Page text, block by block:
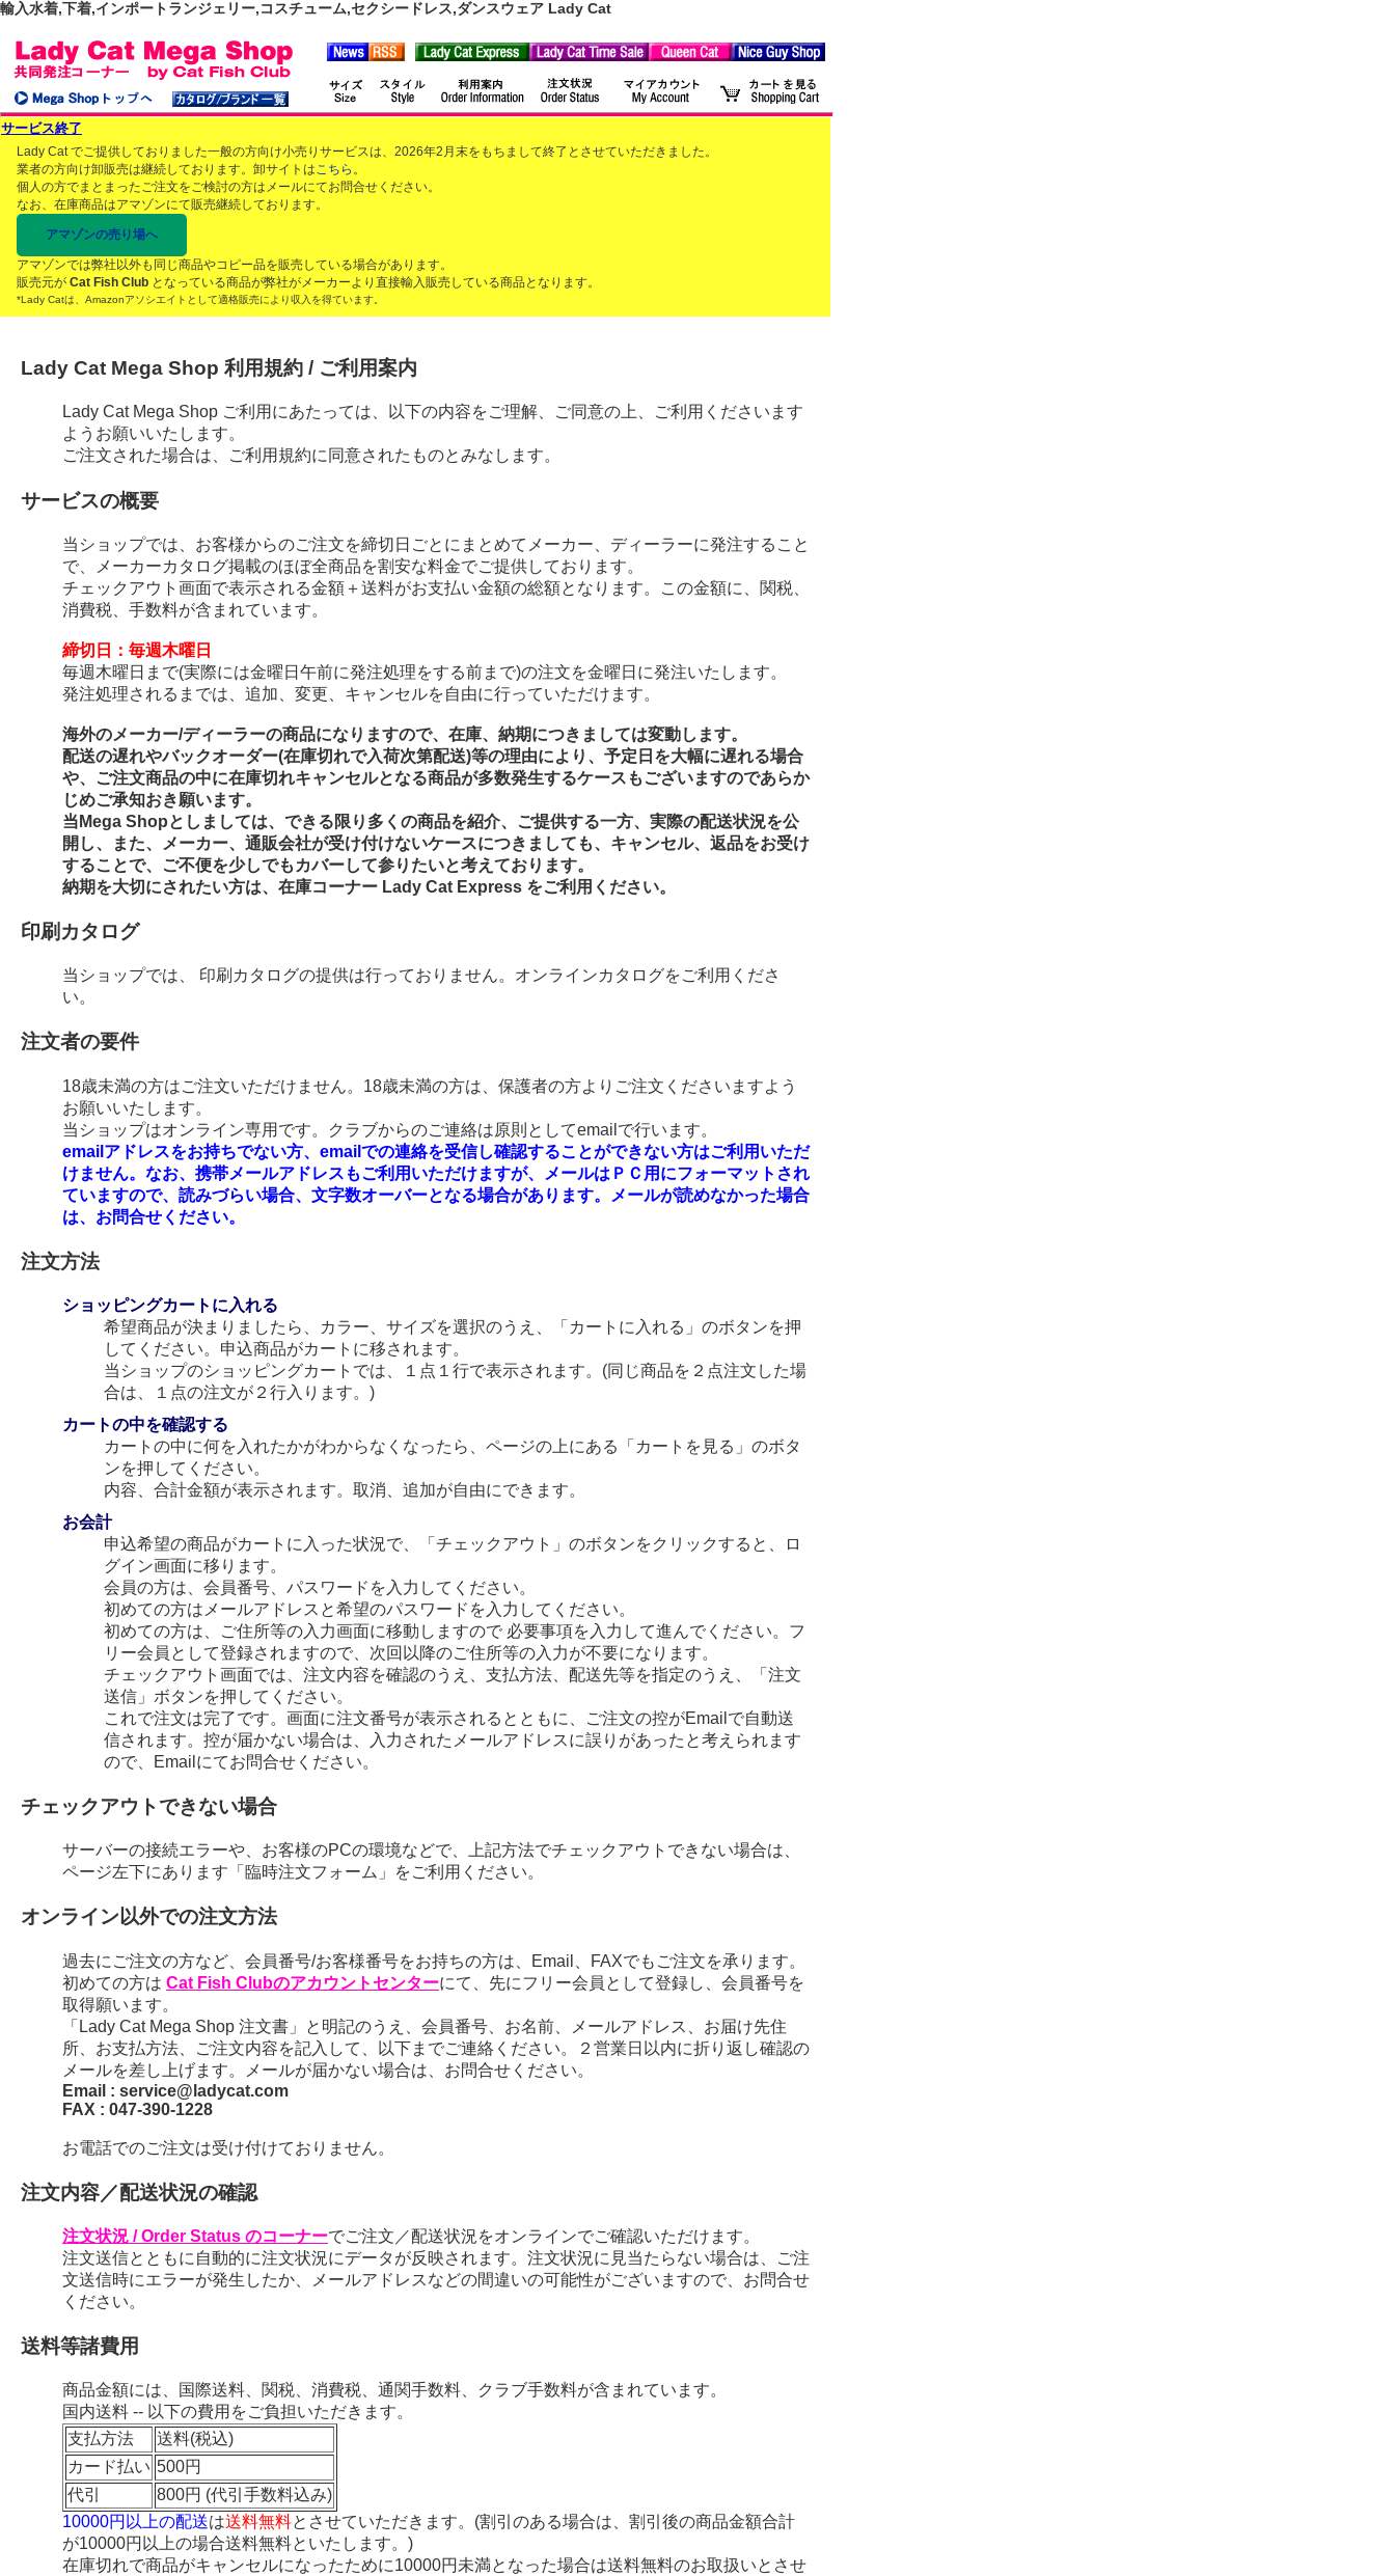
輸入水着,下着,インポートランジェリー,コスチューム,セクシードレス,ダンスウェア Lady Cat
サービス終了
Lady Cat でご提供しておりました一般の方向け小売りサービスは、2026年2月末をもちまして終了とさせていただきました。
業者の方向け卸販売は継続しております。卸サイトはこちら 。
個人の方でまとまったご注文をご検討の方はメールにてお問合せください。
なお、在庫商品はアマゾンにて販売継続しております。
アマゾンの売り場へ
アマゾンでは弊社以外も同じ商品やコピー品を販売している場合があります。
販売元が Cat Fish Club となっている商品が弊社がメーカーより直接輸入販売している商品となります。
*Lady Catは、Amazonアソシエイトとして適格販売により収入を得ています。
Lady Cat Mega Shop 利用規約 / ご利用案内
Lady Cat Mega Shop ご利用にあたっては、以下の内容をご理解、ご同意の上、ご利用くださいます
ようお願いいたします。
ご注文された場合は、ご利用規約に同意されたものとみなします。
サービスの概要
当ショップでは、お客様からのご注文を締切日ごとにまとめてメーカー、ディーラーに発注すること
で、メーカーカタログ掲載のほぼ全商品を割安な料金でご提供しております。
チェックアウト画面で表示される金額＋送料がお支払い金額の総額となります。この金額に、関税、
消費税、手数料が含まれています。
締切日：毎週木曜日
毎週木曜日まで(実際には金曜日午前に発注処理をする前まで)の注文を金曜日に発注いたします。
発注処理されるまでは、追加、変更、キャンセルを自由に行っていただけます。
海外のメーカー/ディーラーの商品になりますので、在庫、納期につきましては変動します。
配送の遅れやバックオーダー(在庫切れで入荷次第配送)等の理由により、予定日を大幅に遅れる場合
や、ご注文商品の中に在庫切れキャンセルとなる商品が多数発生するケースもございますのであらか
じめご承知おき願います。
当Mega Shopとしましては、できる限り多くの商品を紹介、ご提供する一方、実際の配送状況を公
開し、また、メーカー、通販会社が受け付けないケースにつきましても、キャンセル、返品をお受け
することで、ご不便を少しでもカバーして参りたいと考えております。
納期を大切にされたい方は、在庫コーナー Lady Cat Express をご利用ください。
印刷カタログ
当ショップでは、 印刷カタログの提供は行っておりません。オンラインカタログをご利用くださ
い。
注文者の要件
18歳未満の方はご注文いただけません。18歳未満の方は、保護者の方よりご注文くださいますよう
お願いいたします。
当ショップはオンライン専用です。クラブからのご連絡は原則としてemailで行います。
emailアドレスをお持ちでない方、emailでの連絡を受信し確認することができない方はご利用いただ
けません。なお、携帯メールアドレスもご利用いただけますが、メールはＰＣ用にフォーマットされ
ていますので、読みづらい場合、文字数オーバーとなる場合があります。メールが読めなかった場合
は、お問合せください。
注文方法
ショッピングカートに入れる
希望商品が決まりましたら、カラー、サイズを選択のうえ、「カートに入れる」のボタンを押
してください。申込商品がカートに移されます。
当ショップのショッピングカートでは、１点１行で表示されます。(同じ商品を２点注文した場
合は、１点の注文が２行入ります。)
カートの中を確認する
カートの中に何を入れたかがわからなくなったら、ページの上にある「カートを見る」のボタ
ンを押してください。
内容、合計金額が表示されます。取消、追加が自由にできます。
お会計
申込希望の商品がカートに入った状況で、「チェックアウト」のボタンをクリックすると、ロ
グイン画面に移ります。
会員の方は、会員番号、パスワードを入力してください。
初めての方はメールアドレスと希望のパスワードを入力してください。
初めての方は、ご住所等の入力画面に移動しますので 必要事項を入力して進んでください。フ
リー会員として登録されますので、次回以降のご住所等の入力が不要になります。
チェックアウト画面では、注文内容を確認のうえ、支払方法、配送先等を指定のうえ、「注文
送信」ボタンを押してください。
これで注文は完了です。画面に注文番号が表示されるとともに、ご注文の控がEmailで自動送
信されます。控が届かない場合は、入力されたメールアドレスに誤りがあったと考えられます
ので、Emailにてお問合せください。
チェックアウトできない場合
サーバーの接続エラーや、お客様のPCの環境などで、上記方法でチェックアウトできない場合は、
ページ左下にあります「臨時注文フォーム」をご利用ください。
オンライン以外での注文方法
過去にご注文の方など、会員番号/お客様番号をお持ちの方は、Email、FAXでもご注文を承ります。
初めての方は Cat Fish Clubのアカウントセンターにて、先にフリー会員として登録し、会員番号を
取得願います。
「Lady Cat Mega Shop 注文書」と明記のうえ、会員番号、お名前、メールアドレス、お届け先住
所、お支払方法、ご注文内容を記入して、以下までご連絡ください。２営業日以内に折り返し確認の
メールを差し上げます。メールが届かない場合は、お問合せください。
Email : service@ladycat.com
FAX : 047-390-1228
お電話でのご注文は受け付けておりません。
注文内容／配送状況の確認
注文状況 / Order Status のコーナーでご注文／配送状況をオンラインでご確認いただけます。
注文送信とともに自動的に注文状況にデータが反映されます。注文状況に見当たらない場合は、ご注
文送信時にエラーが発生したか、メールアドレスなどの間違いの可能性がございますので、お問合せ
ください。
送料等諸費用
商品金額には、国際送料、関税、消費税、通関手数料、クラブ手数料が含まれています。
国内送料 -- 以下の費用をご負担いただきます。
支払方法
送料(税込)
カード払い 500円
代引
800円 (代引手数料込み)
10000円以上の配送は送料無料とさせていただきます。(割引のある場合は、割引後の商品金額合計
が10000円以上の場合送料無料といたします。)
在庫切れで商品がキャンセルになったために10000円未満となった場合は送料無料のお取扱いとさせ